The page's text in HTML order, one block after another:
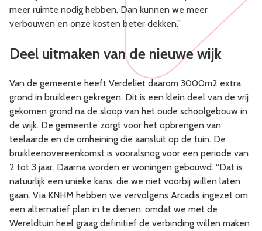
meer ruimte nodig hebben. Dan kunnen we meer
verbouwen en onze kosten beter dekken.”
Deel uitmaken van de nieuwe wijk
Van de gemeente heeft Verdeliet daarom 3000m2 extra
grond in bruikleen gekregen. Dit is een klein deel van de vrij
gekomen grond na de sloop van het oude schoolgebouw in
de wijk. De gemeente zorgt voor het opbrengen van
teelaarde en de omheining die aansluit op de tuin. De
bruikleenovereenkomst is vooralsnog voor een periode van
2 tot 3 jaar. Daarna worden er woningen gebouwd. “Dat is
natuurlijk een unieke kans, die we niet voorbij willen laten
gaan. Via KNHM hebben we vervolgens Arcadis ingezet om
een alternatief plan in te dienen, omdat we met de
Wereldtuin heel graag definitief de verbinding willen maken